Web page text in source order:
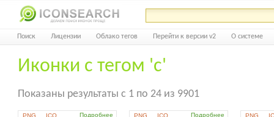
Поиск Лицензии Облако тегов Перейти к версии v2 О системе
Иконки с тегом 'c'
Показаны результаты с 1 по 24 из 9901
PNG ICO Подробнее PNG ICO Подробнее PNG